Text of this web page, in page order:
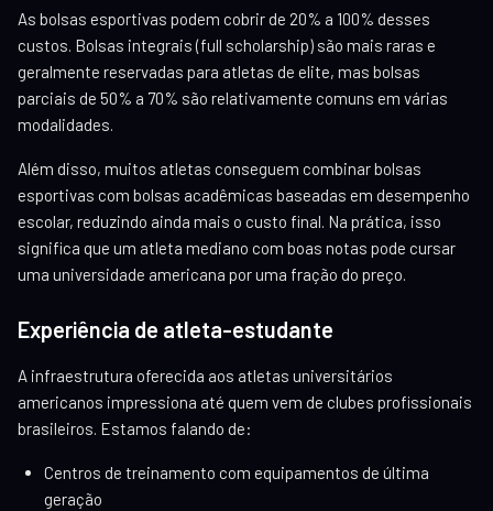
As bolsas esportivas podem cobrir de 20% a 100% desses
custos. Bolsas integrais (full scholarship) são mais raras e
geralmente reservadas para atletas de elite, mas bolsas
parciais de 50% a 70% são relativamente comuns em várias
modalidades.
Além disso, muitos atletas conseguem combinar bolsas
esportivas com bolsas acadêmicas baseadas em desempenho
escolar, reduzindo ainda mais o custo final. Na prática, isso
significa que um atleta mediano com boas notas pode cursar
uma universidade americana por uma fração do preço.
Experiência de atleta-estudante
A infraestrutura oferecida aos atletas universitários
americanos impressiona até quem vem de clubes profissionais
brasileiros. Estamos falando de:
Centros de treinamento com equipamentos de última
geração